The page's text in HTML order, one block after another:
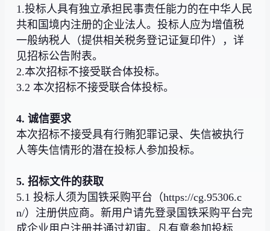
1.投标人具有独立承担民事责任能力的在中华人民
共和国境内注册的企业法人。投标人应为增值税
一般纳税人（提供相关税务登记证复印件），详
见招标公告附表。
2.本次招标不接受联合体投标。
3.2 本次招标不接受联合体投标。
4. 诚信要求
本次招标不接受具有行贿犯罪记录、失信被执行
人等失信情形的潜在投标人参加投标。
5. 招标文件的获取
5.1 投标人须为国铁采购平台（https://cg.95306.c
n/）注册供应商。新用户请先登录国铁采购平台完
成企业用户注册并通过初审。凡有意参加投标